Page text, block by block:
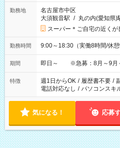
勤務地
名古屋市中区
大須観音駅 / 丸の内(愛知県)
スーパー＊ご自宅の近くが
勤務時間 9:00～18:30（実働8時間/休憩
期間 即日～ ※急募：8月～9月～
特徴 週1日からOK / 履歴書不要 /
電話対応なし / パソコンスキ
気になる！ 応募